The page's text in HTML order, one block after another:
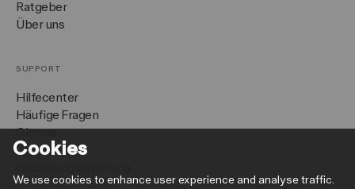
Cookies
We use cookies to enhance user experience and analyse traffic.
Ratgeber
Über uns
SUPPORT
Hilfecenter
Häufige Fragen
Glossar
Garantie